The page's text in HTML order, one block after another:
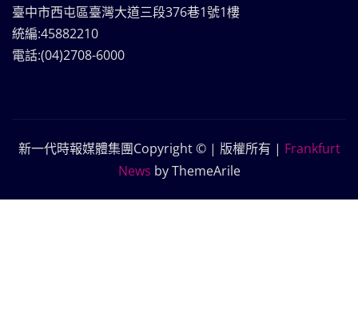
臺中市西屯區臺灣大道三段376巷1號1樓
統編:45882210
電話:(04)2708-6000
新一代時報媒體集團Copyright © | 版權所有 | Frankfurt
News by ThemeArile